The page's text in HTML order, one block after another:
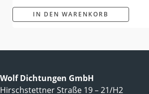
IN DEN WARENKORB
Wolf Dichtungen GmbH
Hirschstettner Straße 19 – 21/H2